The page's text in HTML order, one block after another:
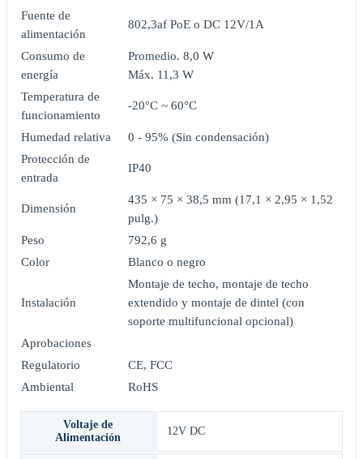
Fuente de
alimentación
802,3af PoE o DC 12V/1A
Consumo de
energía
Promedio. 8,0 W
Máx. 11,3 W
Temperatura de
funcionamiento
-20°C ~ 60°C
Humedad relativa
0 - 95% (Sin condensación)
Protección de
entrada
IP40
Dimensión
435 × 75 × 38,5 mm (17,1 × 2,95 × 1,52
pulg.)
Peso
792,6 g
Color
Blanco o negro
Instalación
Montaje de techo, montaje de techo
extendido y montaje de dintel (con
soporte multifuncional opcional)
Aprobaciones
Regulatorio
CE, FCC
Ambiental
RoHS
Voltaje de
Alimentación
12V DC